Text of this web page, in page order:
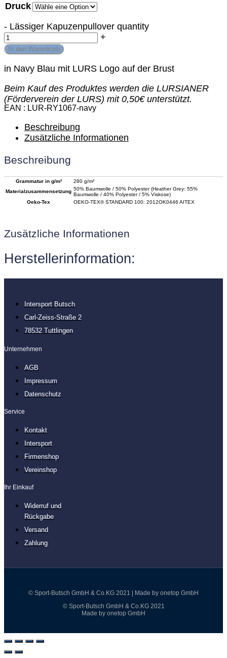
Druck
- Lässiger Kapuzenpullover quantity
+
In den Warenkorb
in Navy Blau mit LURS Logo auf der Brust
Beim Kauf des Produktes werden die LURSIANER
(Förderverein der LURS) mit 0,50€ unterstützt.
EAN LUR-RY1067-navy
Beschreibung
Zusätzliche Informationen
Beschreibung
Grammatur in g/m²
280 g/m²
Materialzusammensetzung 50% Baumwolle / 50% Polyester (Heather Grey: 55%
Baumwolle / 40% Polyester / 5% Viskose)
Oeko-Tex
OEKO-TEX® STANDARD 100: 2012OK0446 AITEX
Zusätzliche Informationen
Herstellerinformation:
Intersport Butsch
Carl-Zeiss-Straße 2
78532 Tuttlingen
Unternehmen
AGB
Impressum
Datenschutz
Service
Kontakt
Intersport
Firmenshop
Vereinshop
Ihr Einkauf
Widerruf und
Rückgabe
Versand
Zahlung
© Sport-Butsch GmbH & Co.KG 2021 | Made by onetop GmbH
© Sport-Butsch GmbH & Co.KG 2021
Made by onetop GmbH